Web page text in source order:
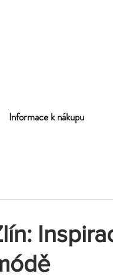
Informace k nákupu